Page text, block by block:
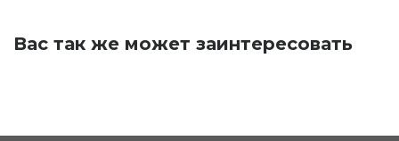
Вас так же может заинтересовать